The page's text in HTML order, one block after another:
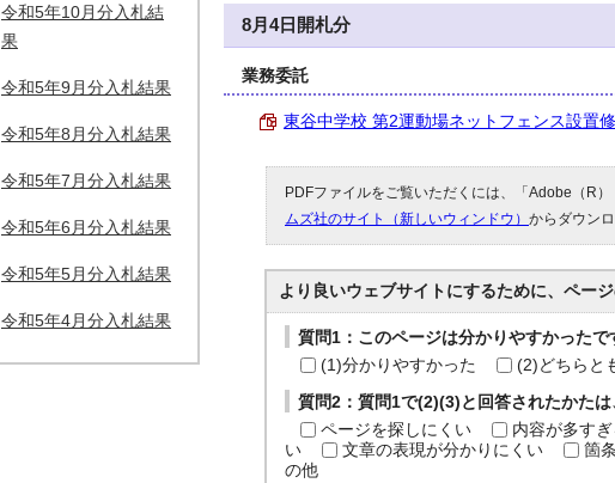
8月4日開札分
業務委託
東谷中学校 第2運動場ネットフェンス設置
PDFファイルをご覧いただくには、「Adobe（R
ムズ社のサイト（新しいウィンドウ） からダウン
より良いウェブサイトにするために、ペー
質問1：このページは分かりやすかったで
(1)分かりやすかった
(2)どちらと
質問2：質問1で(2)(3)と回答されたかた
ページを探しにくい
内容が多すぎ
い
文章の表現が分かりにくい 箇
の他
令和5年10月分入札結
果
令和5年9月分入札結果
令和5年8月分入札結果
令和5年7月分入札結果
令和5年6月分入札結果
令和5年5月分入札結果
令和5年4月分入札結果